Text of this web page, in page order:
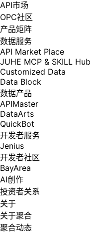
API市场
OPC社区
产品矩阵
数据服务
API Market Place
JUHE MCP & SKILL Hub
Customized Data
Data Block
数据产品
APIMaster
DataArts
QuickBot
开发者服务
Jenius
开发者社区
BayArea
AI创作
投资者关系
关于
关于聚合
聚合动态